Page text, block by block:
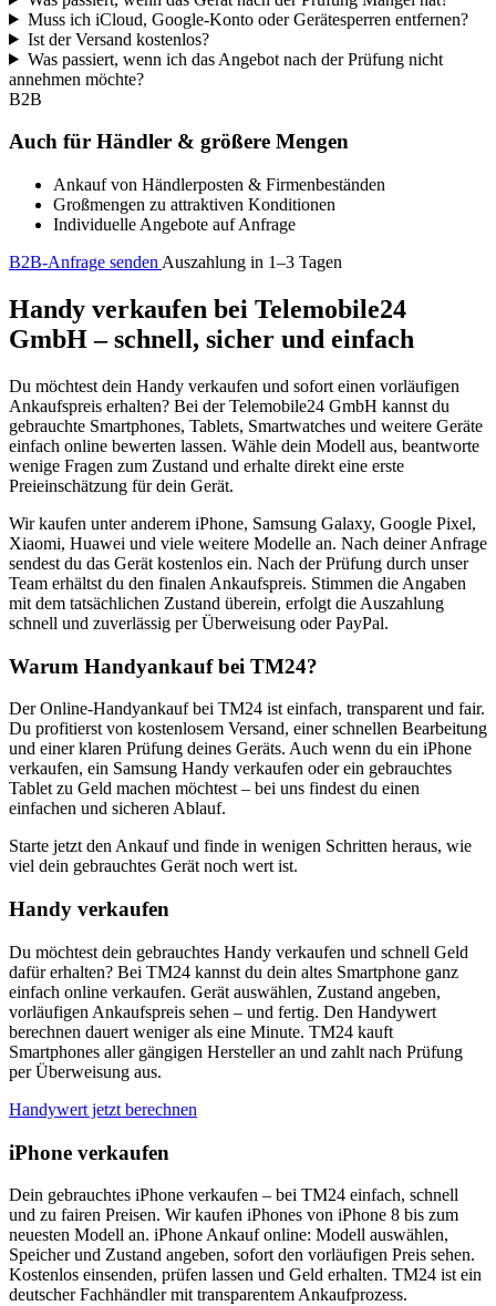
Muss ich iCloud, Google-Konto oder Gerätesperren entfernen?
Ist der Versand kostenlos?
Was passiert, wenn ich das Angebot nach der Prüfung nicht
annehmen möchte?
B2B
Auch für Händler & größere Mengen
Ankauf von Händlerposten & Firmenbeständen
Großmengen zu attraktiven Konditionen
Individuelle Angebote auf Anfrage
B2B-Anfrage senden Auszahlung in 1–3 Tagen
Handy verkaufen bei Telemobile24
GmbH – schnell, sicher und einfach
Du möchtest dein Handy verkaufen und sofort einen vorläufigen
Ankaufspreis erhalten? Bei der Telemobile24 GmbH kannst du
gebrauchte Smartphones, Tablets, Smartwatches und weitere Geräte
einfach online bewerten lassen. Wähle dein Modell aus, beantworte
wenige Fragen zum Zustand und erhalte direkt eine erste
Preieinschätzung für dein Gerät.
Wir kaufen unter anderem iPhone, Samsung Galaxy, Google Pixel,
Xiaomi, Huawei und viele weitere Modelle an. Nach deiner Anfrage
sendest du das Gerät kostenlos ein. Nach der Prüfung durch unser
Team erhältst du den finalen Ankaufspreis. Stimmen die Angaben
mit dem tatsächlichen Zustand überein, erfolgt die Auszahlung
schnell und zuverlässig per Überweisung oder PayPal.
Warum Handyankauf bei TM24?
Der Online-Handyankauf bei TM24 ist einfach, transparent und fair.
Du profitierst von kostenlosem Versand, einer schnellen Bearbeitung
und einer klaren Prüfung deines Geräts. Auch wenn du ein iPhone
verkaufen, ein Samsung Handy verkaufen oder ein gebrauchtes
Tablet zu Geld machen möchtest – bei uns findest du einen
einfachen und sicheren Ablauf.
Starte jetzt den Ankauf und finde in wenigen Schritten heraus, wie
viel dein gebrauchtes Gerät noch wert ist.
Handy verkaufen
Du möchtest dein gebrauchtes Handy verkaufen und schnell Geld
dafür erhalten? Bei TM24 kannst du dein altes Smartphone ganz
einfach online verkaufen. Gerät auswählen, Zustand angeben,
vorläufigen Ankaufspreis sehen – und fertig. Den Handywert
berechnen dauert weniger als eine Minute. TM24 kauft
Smartphones aller gängigen Hersteller an und zahlt nach Prüfung
per Überweisung aus.
Handywert jetzt berechnen
iPhone verkaufen
Dein gebrauchtes iPhone verkaufen – bei TM24 einfach, schnell
und zu fairen Preisen. Wir kaufen iPhones von iPhone 8 bis zum
neuesten Modell an. iPhone Ankauf online: Modell auswählen,
Speicher und Zustand angeben, sofort den vorläufigen Preis sehen.
Kostenlos einsenden, prüfen lassen und Geld erhalten. TM24 ist ein
deutscher Fachhändler mit transparentem Ankaufprozess.